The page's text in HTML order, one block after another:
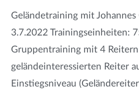
Geländetraining mit Johannes
3.7.2022 Trainingseinheiten:
Gruppentraining mit 4
geländeinteressierten Reiter
Einstiegsniveau